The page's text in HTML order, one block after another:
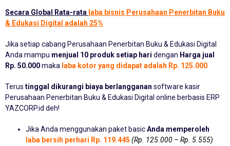
Secara Global Rata-rata laba bisnis Perusahaan Penerbitan Buku
& Edukasi Digital adalah 25%
Jika setiap cabang Perusahaan Penerbitan Buku & Edukasi Digital
Anda mampu menjual 10 produk setiap hari dengan Harga jual
Rp. 50.000maka laba kotor yang didapat adalah Rp. 125.000
Terus tinggal dikurangi biaya berlangganan software kasir
Perusahaan Penerbitan Buku & Edukasi Digital online berbasis ERP
YAZCORP.id deh!
Jika Anda menggunakan paket basicAnda memperoleh
laba bersih perhari Rp. 119.445 (Rp. 125.000 – Rp. 5.555)